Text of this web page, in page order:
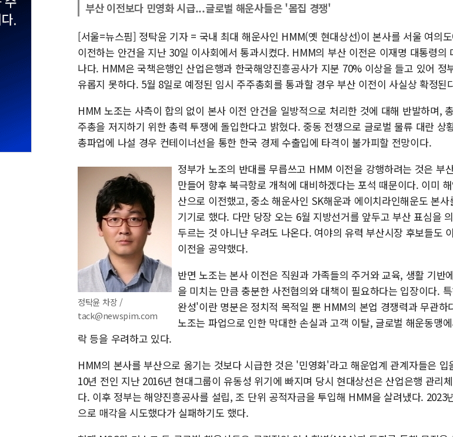
부산 이전보다 민영화 시급...글로벌 해운사들은 '몸집 경쟁'
[서울=뉴스핌] 정탁윤 기자 = 국내 최대 해운사인 HMM(옛 현대상선)이 본사를 서울 여의
이전하는 안건을 지난 30일 이사회에서 통과시켰다. HMM의 부산 이전은 이재명 대통령의
나다. HMM은 국책은행인 산업은행과 한국해양진흥공사가 지분 70% 이상을 들고 있어 정
유롭지 못하다. 5월 8일로 예정된 임시 주주총회를 통과할 경우 부산 이전이 사실상 확정된
HMM 노조는 사측이 합의 없이 본사 이전 안건을 일방적으로 처리한 것에 대해 반발하며,
주총을 저지하기 위한 총력 투쟁에 돌입한다고 밝혔다. 중동 전쟁으로 글로벌 물류 대란 상
총파업에 나설 경우 컨테이너선을 통한 한국 경제 수출입에 타격이 불가피할 전망이다.
정탁윤 차장 /
tack@newspim.com
정부가 노조의 반대를 무릅쓰고 HMM 이전을 강행하려는 것은 부
만들어 향후 북극항로 개척에 대비하겠다는 포석 때문이다. 이미
산으로 이전했고, 중소 해운사인 SK해운과 에이치라인해운도 본사
기기로 했다. 다만 당장 오는 6월 지방선거를 앞두고 부산 표심을
두르는 것 아니냔 우려도 나온다. 여야의 유력 부산시장 후보들도
이전을 공약했다.
반면 노조는 본사 이전은 직원과 가족들의 주거와 교육, 생활 기반
을 미치는 만큼 충분한 사전협의와 대책이 필요하다는 입장이다.
완성'이란 명분은 정치적 목적일 뿐 HMM의 본업 경쟁력과 무관하
노조는 파업으로 인한 막대한 손실과 고객 이탈, 글로벌 해운동맹
락 등을 우려하고 있다.
HMM의 본사를 부산으로 옮기는 것보다 시급한 것은 '민영화'라고 해운업계 관계자들은 입
10년 전인 지난 2016년 현대그룹이 유동성 위기에 빠지며 당시 현대상선은 산업은행 관리
다. 이후 정부는 해양진흥공사를 설립, 조 단위 공적자금을 투입해 HMM을 살려냈다. 2023
으로 매각을 시도했다가 실패하기도 했다.